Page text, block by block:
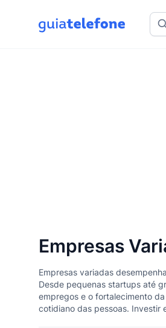
Empresas
Empresas variadas
Desde pequenas startups até
empregos e o fortalecimento
cotidiano das pessoas. Investir